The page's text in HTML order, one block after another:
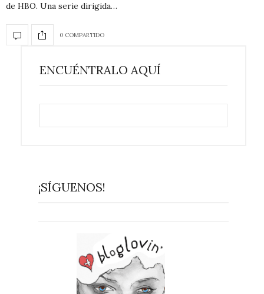
de HBO. Una serie dirigida…
0 COMPARTIDO
ENCUÉNTRALO AQUÍ
¡SÍGUENOS!